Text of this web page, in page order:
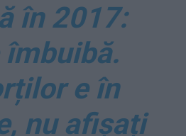
în 2017:
îmbuibă.
e în
nu afișați